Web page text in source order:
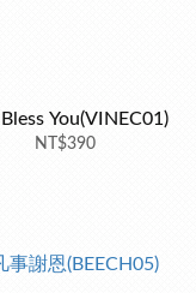
You(VINEC01)
NT$390